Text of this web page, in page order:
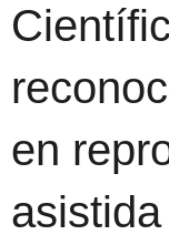
en
asistida